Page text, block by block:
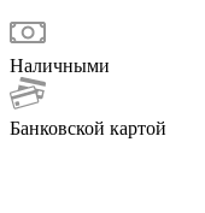
Наличными
Банковской картой